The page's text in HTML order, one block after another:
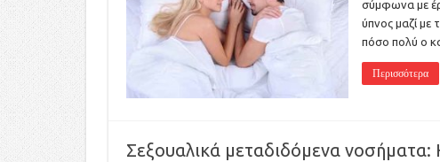
σύμφωνα με
ύπνος μαζί με
πόσο πολύ ο
Περισσότερα
Σεξουαλικά μεταδιδόμενα